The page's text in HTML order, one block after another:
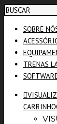
SOBRE
TRENAS
CARRINHO